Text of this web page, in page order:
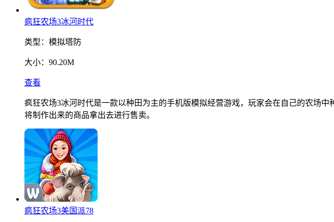
疯狂农场3冰河时代
类型： 模拟塔防
大小： 90.20M
查看
疯狂农场3冰河时代是一款以种田为主的手机版模拟经营游戏，玩家会在自己的农场
将制作出来的商品拿出去进行售卖。
疯狂农场3美国派78